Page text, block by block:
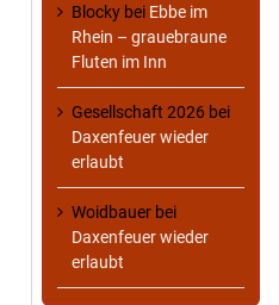
Blocky bei Ebbe im
Rhein – grauebraune
Fluten im Inn
Gesellschaft 2026 bei
Daxenfeuer wieder
erlaubt
Woidbauer bei
Daxenfeuer wieder
erlaubt